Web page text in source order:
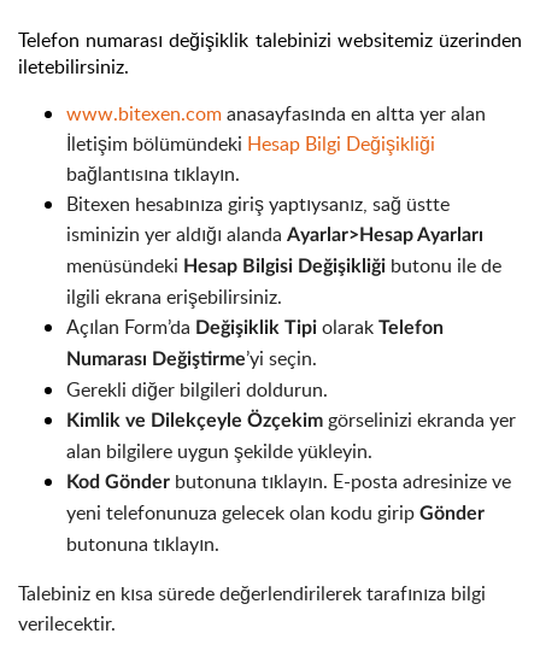
Telefon numarası değişiklik talebinizi websitemiz üzerinden
iletebilirsiniz.
www.bitexen.comanasayfasında en altta yer alan
İletişim bölümündeki Hesap Bilgi Değişikliği
bağlantısına tıklayın.
Bitexen hesabınıza giriş yaptıysanız, sağ üstte
isminizin yer aldığı alanda Ayarlar>Hesap Ayarları
menüsündeki Hesap Bilgisi Değişikliği butonu ile de
ilgili ekrana erişebilirsiniz.
Açılan Form’da Değişiklik Tipi olarak Telefon
Numarası Değiştirme’yi seçin.
Gerekli diğer bilgileri doldurun.
Kimlik ve Dilekçeyle Özçekim görselinizi ekranda yer
alan bilgilere uygun şekilde yükleyin.
Kod Gönder butonuna tıklayın. E-posta adresinize ve
yeni telefonunuza gelecek olan kodu girip Gönder
butonuna tıklayın.
Talebiniz en kısa sürede değerlendirilerek tarafınıza bilgi
verilecektir.